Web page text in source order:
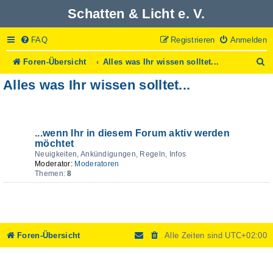
Schatten & Licht e. V.
FAQ Anmelden
Registrieren
Foren-Übersicht Alles was Ihr wissen solltet...
u
Alles was Ihr wissen solltet...
...wenn Ihr in diesem Forum aktiv werden
möchtet
Neuigkeiten, Ankündigungen, Regeln, Infos
Moderator: Moderatoren
Themen:8
Foren-Übersicht Alle Zeiten sind UTC+02:00